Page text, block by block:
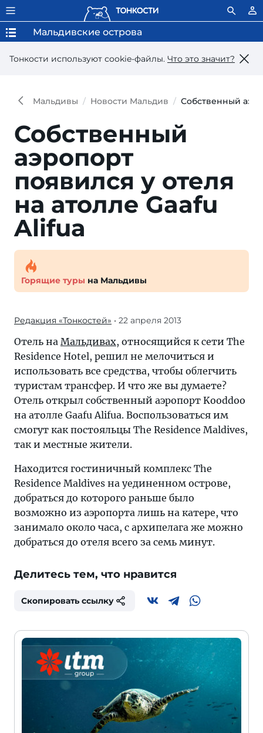
Тонкости используют сookie-файлы. Что это значит?
Мальдивские острова
Мальдивы Новости Мальдив Собственный
Собственный
аэропорт
появился у отеля
на атолле Gaafu
Alifua
Горящие туры на Мальдивы
Редакция «Тонкостей» • 22 апреля 2013
Отель на Мальдивах, относящийся к сети The
Residence Hotel, решил не мелочиться и
использовать все средства, чтобы облегчить
туристам трансфер. И что же вы думаете?
Отель открыл собственный аэропорт Kooddoo
на атолле Gaafu Alifua. Воспользоваться им
смогут как постояльцы The Residence Maldives,
так и местные жители.
Находится гостиничный комплекс The
Residence Maldives на уединенном острове,
добраться до которого раньше было
возможно из аэропорта лишь на катере, что
занимало около часа, с архипелага же можно
добраться до отеля всего за семь минут.
Делитесь тем, что нравится
Скопировать ссылку